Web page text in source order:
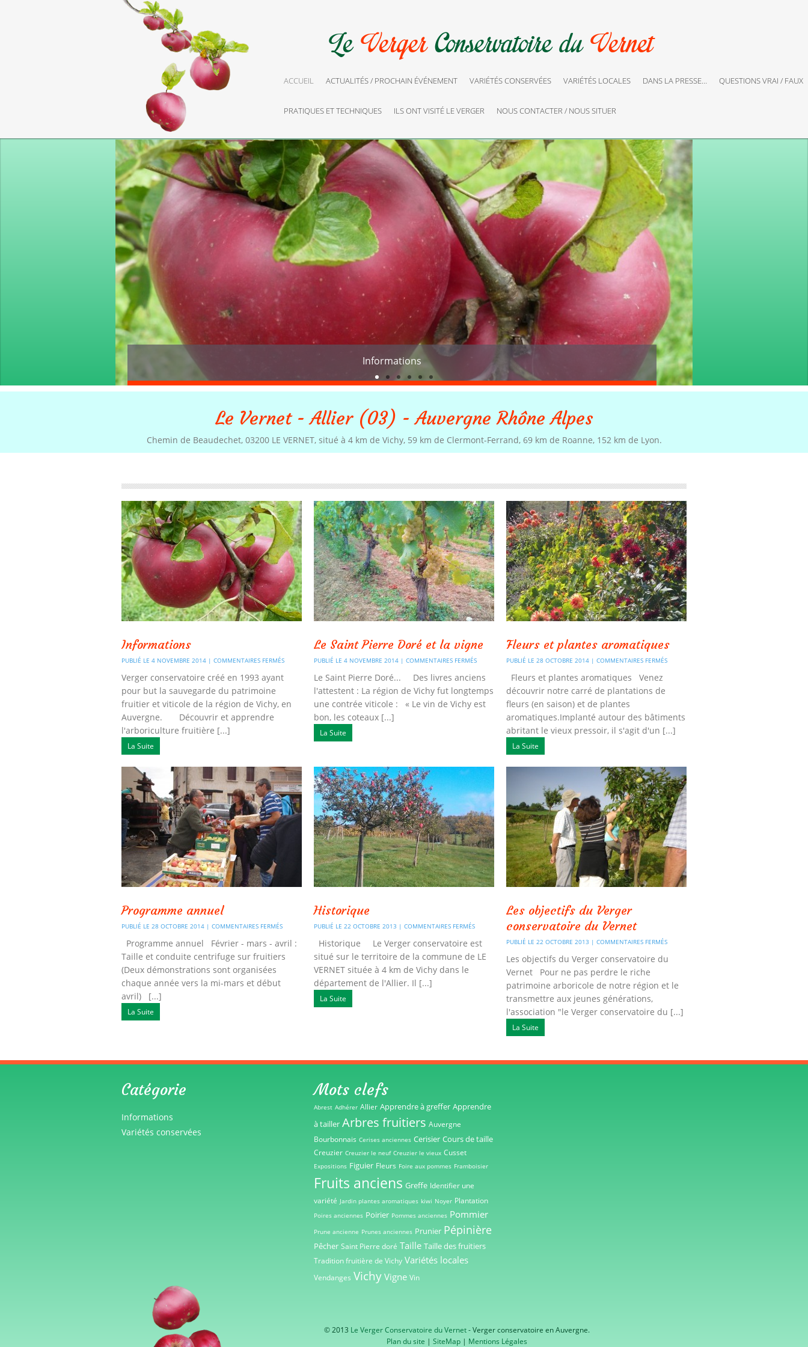
ACCUEIL ACTUALITÉS / PROCHAIN ÉVÉNEMENT VARIÉTÉS CONSERVÉES VARIÉTÉS LOCALES DANS LA PRESSE… QUESTIONS VRAI / FAUX
PRATIQUES ET TECHNIQUES ILS ONT VISITÉ LE VERGER NOUS CONTACTER / NOUS SITUER
Informations
Le Vernet - Allier (03) - Auvergne Rhône Alpes
Chemin de Beaudechet, 03200 LE VERNET, situé à 4 km de Vichy, 59 km de Clermont-Ferrand, 69 km de Roanne, 152 km de Lyon.
Informations
PUBLIÉ LE 4 NOVEMBRE 2014 | COMMENTAIRES FERMÉS
Verger conservatoire créé en 1993 ayant
pour but la sauvegarde du patrimoine
fruitier et viticole de la région de Vichy, en
Auvergne. Découvrir et apprendre
l'arboriculture fruitière [...]
La Suite
Le Saint Pierre Doré et la vigne
PUBLIÉ LE 4 NOVEMBRE 2014 | COMMENTAIRES FERMÉS
Le Saint Pierre Doré... Des livres anciens
l'attestent : La région de Vichy fut longtemps
une contrée viticole : « Le vin de Vichy est
bon, les coteaux [...]
La Suite
Fleurs et plantes aromatiques
PUBLIÉ LE 28 OCTOBRE 2014 | COMMENTAIRES FERMÉS
Fleurs et plantes aromatiques Venez
découvrir notre carré de plantations de
fleurs (en saison) et de plantes
aromatiques.Implanté autour des bâtiments
abritant le vieux pressoir, il s'agit d'un [...]
La Suite
Programme annuel
PUBLIÉ LE 28 OCTOBRE 2014 | COMMENTAIRES FERMÉS
Programme annuel Février - mars - avril :
Taille et conduite centrifuge sur fruitiers
(Deux démonstrations sont organisées
chaque année vers la mi-mars et début
avril) [...]
La Suite
Historique
PUBLIÉ LE 22 OCTOBRE 2013 | COMMENTAIRES FERMÉS
Historique Le Verger conservatoire est
situé sur le territoire de la commune de LE
VERNET située à 4 km de Vichy dans le
département de l'Allier. Il [...]
La Suite
Les objectifs du Verger
conservatoire du Vernet
PUBLIÉ LE 22 OCTOBRE 2013 | COMMENTAIRES FERMÉS
Les objectifs du Verger conservatoire du
Vernet Pour ne pas perdre le riche
patrimoine arboricole de notre région et le
transmettre aux jeunes générations,
l'association "le Verger conservatoire du [...]
La Suite
Catégorie
Informations
Variétés conservées
Mots clefs
Abrest Adhérer Allier Apprendre à greffer Apprendre
à tailler Arbres fruitiers Auvergne
Bourbonnais Cerises anciennes Cerisier Cours de taille
Creuzier Creuzier le neuf Creuzier le vieux Cusset
Expositions Figuier Fleurs Foire aux pommes Framboisier
Fruits anciens Greffe Identifier une
variété Jardin plantes aromatiques kiwi Noyer Plantation
Poires anciennes Poirier Pommes anciennes Pommier
Prune ancienne Prunes anciennes Prunier Pépinière
Pêcher Saint Pierre doré Taille Taille des fruitiers
Tradition fruitière de Vichy Variétés locales
Vendanges Vichy Vigne Vin
© 2013 Le Verger Conservatoire du Vernet- Verger conservatoire en Auvergne.
Plan du site | SiteMap | Mentions Légales